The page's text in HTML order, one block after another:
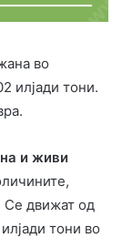
во
илјади тони.
и живи
Се движат од
тони во